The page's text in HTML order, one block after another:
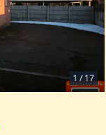
1 / 17